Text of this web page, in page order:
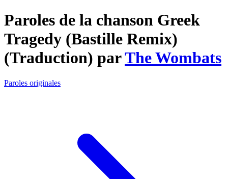
Paroles de la chanson Greek
Tragedy (Bastille Remix)
(Traduction) parThe Wombats
Paroles originales